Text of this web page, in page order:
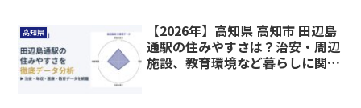
高知県
【2026年】高知県 高知市 田辺島
通駅の住みやすさは？治安・周辺
施設、教育環境など暮らしに関わ